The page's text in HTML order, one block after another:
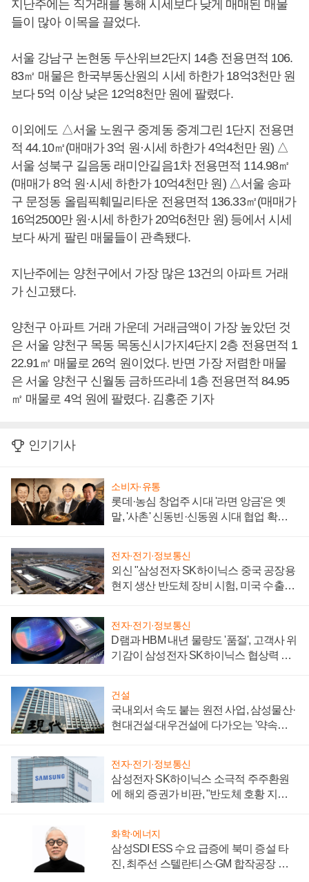
지난주에는 직거래를 통해 시세보다 낮게 매매된 매물
들이 많아 이목을 끌었다.
서울 강남구 논현동 두산위브2단지 14층 전용면적 106.
83㎡ 매물은 한국부동산원의 시세 하한가 18억3천만 원
보다 5억 이상 낮은 12억8천만 원에 팔렸다.
이외에도 △서울 노원구 중계동 중계그린 1단지 전용면
적 44.10㎡(매매가 3억 원·시세 하한가 4억4천만 원) △
서울 성북구 길음동 래미안길음1차 전용면적 114.98㎡
(매매가 8억 원·시세 하한가 10억4천만 원) △서울 송파
구 문정동 올림픽훼밀리타운 전용면적 136.33㎡(매매가
16억2500만 원·시세 하한가 20억6천만 원) 등에서 시세
보다 싸게 팔린 매물들이 관측됐다.
지난주에는 양천구에서 가장 많은 13건의 아파트 거래
가 신고됐다.
양천구 아파트 거래 가운데 거래금액이 가장 높았던 것
은 서울 양천구 목동 목동신시가지4단지 2층 전용면적 1
22.91㎡ 매물로 26억 원이었다. 반면 가장 저렴한 매물
은 서울 양천구 신월동 금하뜨라네 1층 전용면적 84.95
㎡ 매물로 4억 원에 팔렸다. 김홍준 기자
인기기사
소비자·유통
롯데·농심 창업주 시대 '라면 앙금'은 옛
말, '사촌' 신동빈·신동원 시대 협업 확대
전자·전기·정보통신
외신 "삼성전자 SK하이닉스 중국 공장용
현지 생산 반도체 장비 시험, 미국 수출통
전자·전기·정보통신
D램과 HBM 내년 물량도 '품절', 고객사 위
기감이 삼성전자 SK하이닉스 협상력 더
건설
국내외서 속도 붙는 원전 사업, 삼성물산·
현대건설·대우건설에 다가오는 '약속의
전자·전기·정보통신
삼성전자 SK하이닉스 소극적 주주환원
에 해외 증권가 비판, "반도체 호황 지속
화학·에너지
삼성SDI ESS 수요 급증에 북미 증설 타
진, 최주선 스텔란티스·GM 합작공장 건